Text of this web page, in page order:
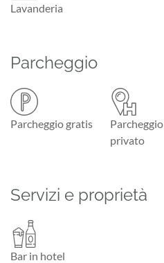
Lavanderia
Parcheggio
Parcheggio gratis
Parcheggio
privato
Servizi e proprietà
Bar in hotel